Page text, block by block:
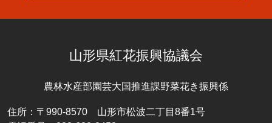
山形県紅花振興協議会
農林水産部園芸大国推進課野菜花き振興係
住所：〒990-8570 山形市松波二丁目8番1号